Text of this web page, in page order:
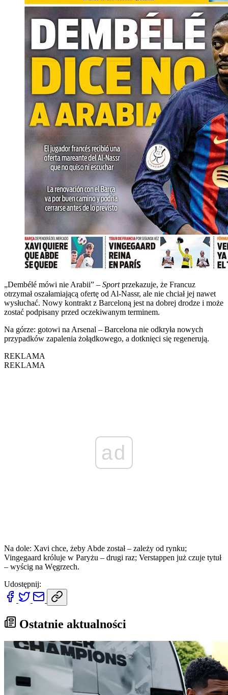
„Dembélé mówi nie Arabii” – Sportprzekazuje, że Francuz
otrzymał oszałamiającą ofertę od Al-Nassr, ale nie chciał jej nawet
wysłuchać. Nowy kontrakt z Barceloną jest na dobrej drodze i może
zostać podpisany przed oczekiwanym terminem.
Na górze: gotowi na Arsenal – Barcelona nie odkryła nowych
przypadków zapalenia żołądkowego, a dotknięci się regenerują.
REKLAMA
REKLAMA
ad
Na dole: Xavi chce, żeby Abde został – zależy od rynku;
Vingegaard króluje w Paryżu – drugi raz; Verstappen już czuje tytuł
– wyścig na Węgrzech.
Udostępnij:
Ostatnie aktualności